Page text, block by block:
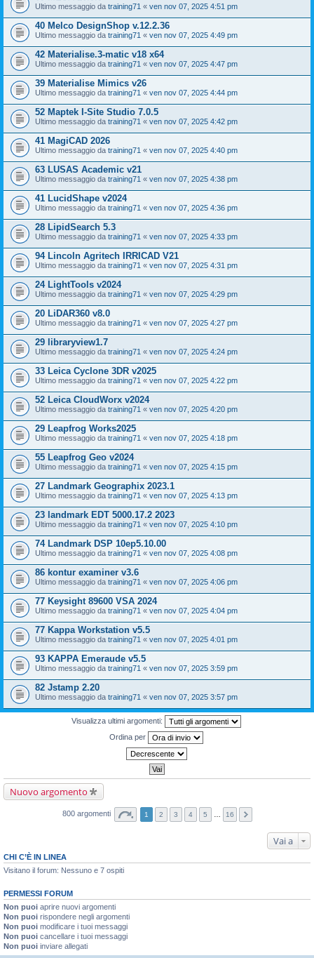
Ultimo messaggio da training71 « ven nov 07, 2025 4:51 pm
40 Melco DesignShop v.12.2.36
Ultimo messaggio da training71 « ven nov 07, 2025 4:49 pm
42 Materialise.3-matic v18 x64
Ultimo messaggio da training71 « ven nov 07, 2025 4:47 pm
39 Materialise Mimics v26
Ultimo messaggio da training71 « ven nov 07, 2025 4:44 pm
52 Maptek I-Site Studio 7.0.5
Ultimo messaggio da training71 « ven nov 07, 2025 4:42 pm
41 MagiCAD 2026
Ultimo messaggio da training71 « ven nov 07, 2025 4:40 pm
63 LUSAS Academic v21
Ultimo messaggio da training71 « ven nov 07, 2025 4:38 pm
41 LucidShape v2024
Ultimo messaggio da training71 « ven nov 07, 2025 4:36 pm
28 LipidSearch 5.3
Ultimo messaggio da training71 « ven nov 07, 2025 4:33 pm
94 Lincoln Agritech IRRICAD V21
Ultimo messaggio da training71 « ven nov 07, 2025 4:31 pm
24 LightTools v2024
Ultimo messaggio da training71 « ven nov 07, 2025 4:29 pm
20 LiDAR360 v8.0
Ultimo messaggio da training71 « ven nov 07, 2025 4:27 pm
29 libraryview1.7
Ultimo messaggio da training71 « ven nov 07, 2025 4:24 pm
33 Leica Cyclone 3DR v2025
Ultimo messaggio da training71 « ven nov 07, 2025 4:22 pm
52 Leica CloudWorx v2024
Ultimo messaggio da training71 « ven nov 07, 2025 4:20 pm
29 Leapfrog Works2025
Ultimo messaggio da training71 « ven nov 07, 2025 4:18 pm
55 Leapfrog Geo v2024
Ultimo messaggio da training71 « ven nov 07, 2025 4:15 pm
27 Landmark Geographix 2023.1
Ultimo messaggio da training71 « ven nov 07, 2025 4:13 pm
23 landmark EDT 5000.17.2 2023
Ultimo messaggio da training71 « ven nov 07, 2025 4:10 pm
74 Landmark DSP 10ep5.10.00
Ultimo messaggio da training71 « ven nov 07, 2025 4:08 pm
86 kontur examiner v3.6
Ultimo messaggio da training71 « ven nov 07, 2025 4:06 pm
77 Keysight 89600 VSA 2024
Ultimo messaggio da training71 « ven nov 07, 2025 4:04 pm
77 Kappa Workstation v5.5
Ultimo messaggio da training71 « ven nov 07, 2025 4:01 pm
93 KAPPA Emeraude v5.5
Ultimo messaggio da training71 « ven nov 07, 2025 3:59 pm
82 Jstamp 2.20
Ultimo messaggio da training71 « ven nov 07, 2025 3:57 pm
Visualizza ultimi argomenti:
Ordina per
Nuovo argomento
800 argomenti 1 2 3 4 5 16
Vai a
CHI C’È IN LINEA
Visitano il forum: Nessuno e 7 ospiti
PERMESSI FORUM
Non puoi aprire nuovi argomenti
Non puoi rispondere negli argomenti
Non puoi modificare i tuoi messaggi
Non puoi cancellare i tuoi messaggi
Non puoi inviare allegati